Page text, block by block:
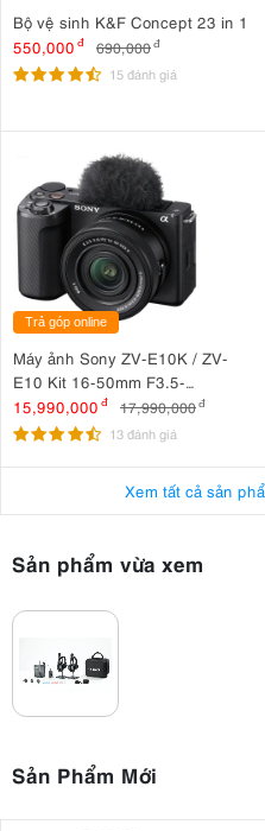
Bộ vệ sinh K&F Concept 23 in 1
550,000 đ 690,000đ
15 đánh giá
Trả góp online
Máy ảnh Sony ZV-E10K / ZV-
E10 Kit 16-50mm F3.5-
5.6 OSS II
15,990,000 đ 17,990,000đ
13 đánh giá
Xem tất cả sản
Sản phẩm vừa xem
Sản Phẩm Mới